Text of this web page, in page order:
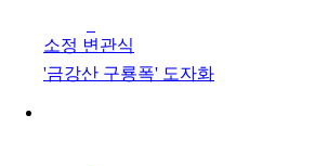
소정 변관식
'금강산 구룡폭' 도자화